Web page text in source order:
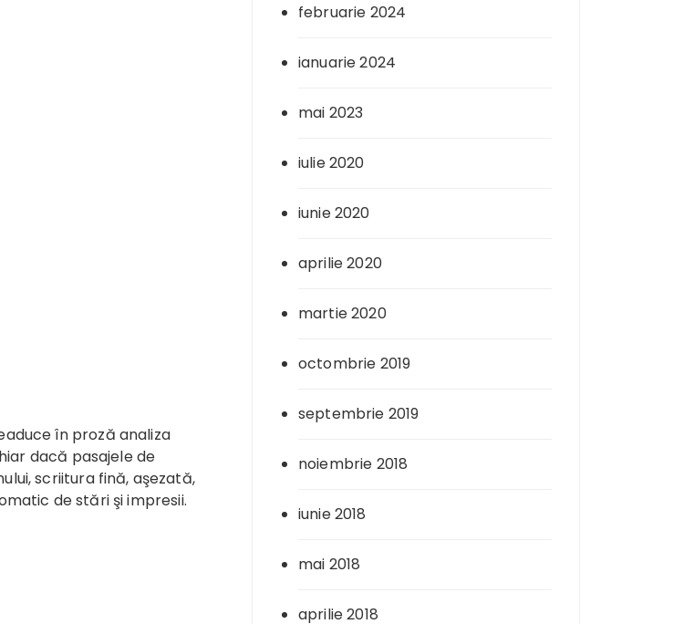
în proză analiza
dacă pasajele de
scriitura fină, aşezată,
de stări şi impresii.
februarie 2024
ianuarie 2024
mai 2023
iulie 2020
iunie 2020
aprilie 2020
martie 2020
octombrie 2019
septembrie 2019
noiembrie 2018
iunie 2018
mai 2018
aprilie 2018